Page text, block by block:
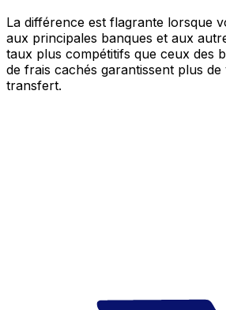
La différence est flagrante lorsque
aux principales banques et aux
taux plus compétitifs que ceux des
de frais cachés garantissent plus
transfert.